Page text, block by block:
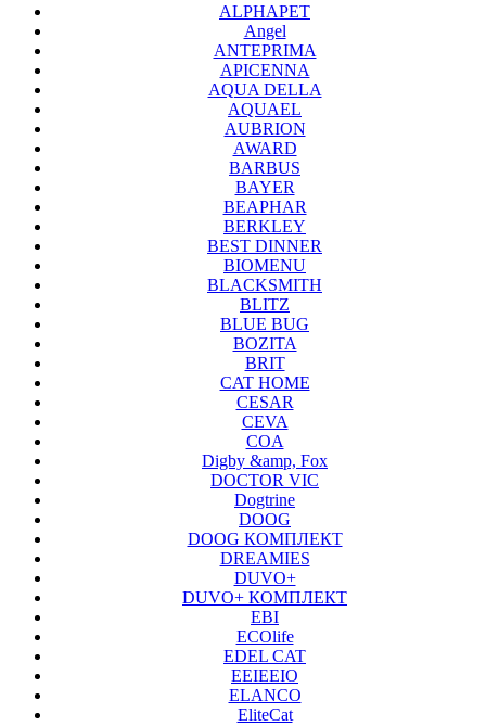
ALPHAPET
Angel
ANTEPRIMA
APICENNA
AQUA DELLA
AQUAEL
AUBRION
AWARD
BARBUS
BAYER
BEAPHAR
BERKLEY
BEST DINNER
BIOMENU
BLACKSMITH
BLITZ
BLUE BUG
BOZITA
BRIT
CAT HOME
CESAR
CEVA
COA
Digby &amp, Fox
DOCTOR VIC
Dogtrine
DOOG
DOOG КОМПЛЕКТ
DREAMIES
DUVO+
DUVO+ КОМПЛЕКТ
EBI
ECOlife
EDEL CAT
EEIEEIO
ELANCO
EliteCat